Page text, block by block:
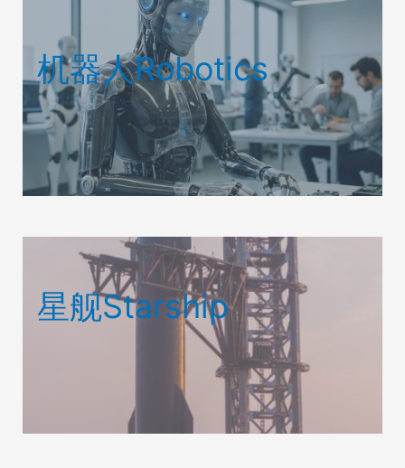
机器人Robotics
星舰Starship